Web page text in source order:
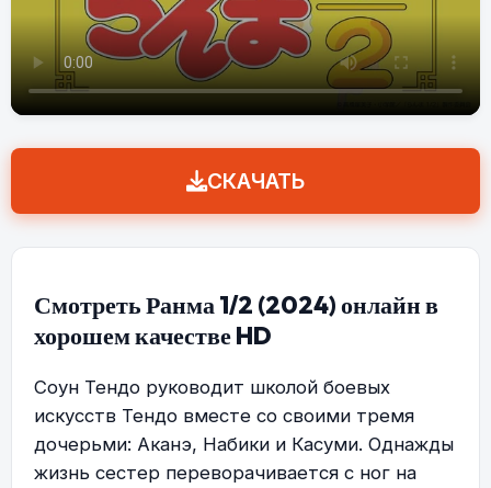
СКАЧАТЬ
Смотреть Ранма 1/2 (2024) онлайн в
хорошем качестве HD
Соун Тендо руководит школой боевых
искусств Тендо вместе со своими тремя
дочерьми: Аканэ, Набики и Касуми. Однажды
жизнь сестер переворачивается с ног на